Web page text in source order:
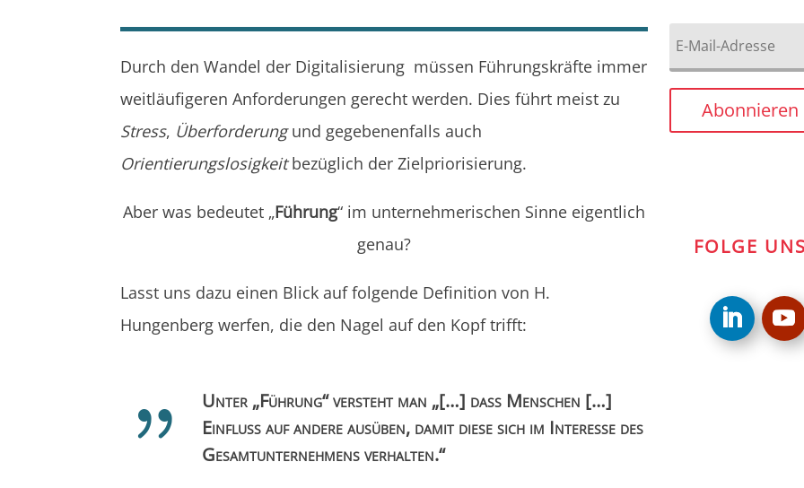
Durch den Wandel der Digitalisierung müssen Führungskräfte immer
weitläufigeren Anforderungen gerecht werden. Dies führt meist zu
Stress, Überforderungund gegebenenfalls auch
Orientierungslosigkeitbezüglich der Zielpriorisierung.
Aber was bedeutet „Führung“ im unternehmerischen Sinne eigentlich
genau?
Lasst uns dazu einen Blick auf folgende Definition von H.
Hungenberg werfen, die den Nagel auf den Kopf trifft:
{
Unter „Führung“ versteht man „[…] dass Menschen […]
Einfluss auf andere ausüben, damit diese sich im Interesse des
Gesamtunternehmens verhalten.“
Abonnieren
FOLGE